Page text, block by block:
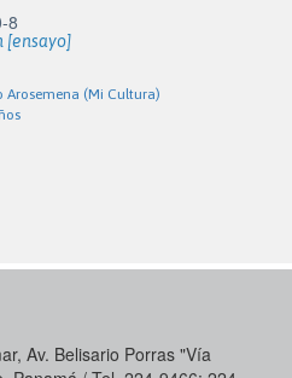
8
[ensayo]
Arosemena (Mi Cultura)
Av. Belisario Porras "Vía